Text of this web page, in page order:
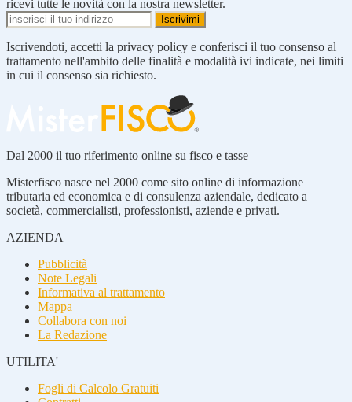
ricevi tutte le novità con la nostra newsletter.
Iscrivendoti, accetti la privacy policy e conferisci il tuo consenso al
trattamento nell'ambito delle finalità e modalità ivi indicate, nei limiti
in cui il consenso sia richiesto.
Dal 2000 il tuo riferimento online su fisco e tasse
Misterfisco nasce nel 2000 come sito online di informazione
tributaria ed economica e di consulenza aziendale, dedicato a
società, commercialisti, professionisti, aziende e privati.
AZIENDA
Pubblicità
Note Legali
Informativa al trattamento
Mappa
Collabora con noi
La Redazione
UTILITA'
Fogli di Calcolo Gratuiti